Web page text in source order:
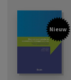
Nieuw